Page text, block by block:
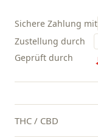
Sichere Zahlung mit
Zustellung durch
Geprüft durch
THC / CBD